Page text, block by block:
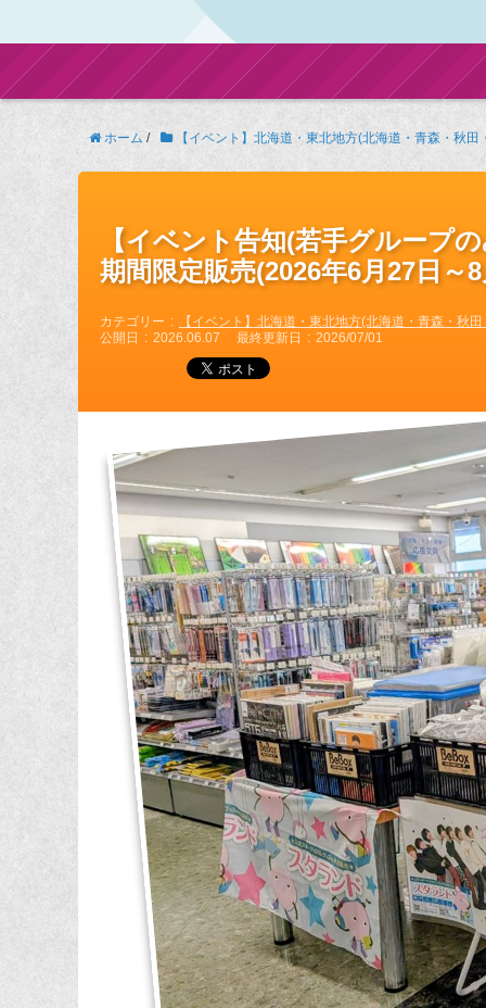
ホーム / 【イベント】北海道・東北地方(北海道・青森・秋
【イベント告知(若手グループ
期間限定販売(2026年6月27日～
カテゴリー
【イベント】北海道・東北地方(北海道・青森・秋
公開日
2026.06.07 最終更新日 2026/07/01